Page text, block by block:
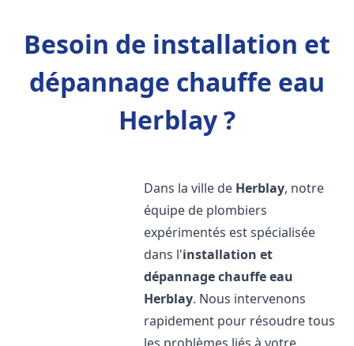
Besoin de installation et
dépannage chauffe eau
Herblay ?
Dans la ville de Herblay, notre
équipe de plombiers
expérimentés est spécialisée
dans l'installation et
dépannage chauffe eau
Herblay. Nous intervenons
rapidement pour résoudre tous